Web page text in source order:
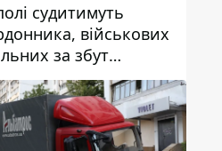
судитимуть
військових
за збут